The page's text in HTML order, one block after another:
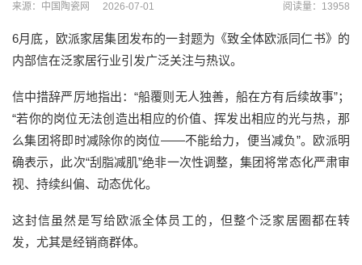
来源：中国陶瓷网 2026-07-01 阅读量：13958
6月底，欧派家居集团发布的一封题为《致全体欧派同仁书》的
内部信在泛家居行业引发广泛关注与热议。
信中措辞严厉地指出：“船覆则无人独善，船在方有后续故事”；
“若你的岗位无法创造出相应的价值、挥发出相应的光与热，那
么集团将即时减除你的岗位——不能给力，便当减负”。欧派明
确表示，此次“刮脂减肌”绝非一次性调整，集团将常态化严肃审
视、持续纠偏、动态优化。
这封信虽然是写给欧派全体员工的，但整个泛家居圈都在转
发，尤其是经销商群体。